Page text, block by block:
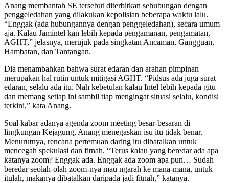
Anang membantah SE tersebut diterbitkan sehubungan dengan
penggeledahan yang dilakukan kepolisian beberapa waktu lalu.
“Enggak (ada hubungannya dengan penggeledahan), secara umum
aja. Kalau Jamintel kan lebih kepada pengamanan, pengamatan,
AGHT,” jelasnya, merujuk pada singkatan Ancaman, Gangguan,
Hambatan, dan Tantangan.
Dia menambahkan bahwa surat edaran dan arahan pimpinan
merupakan hal rutin untuk mitigasi AGHT. “Pidsus ada juga surat
edaran, selalu ada itu. Nah kebetulan kalau Intel lebih kepada gitu
dan memang setiap ini sambil tiap mengingat situasi selalu, kondisi
terkini,” kata Anang.
Soal kabar adanya agenda zoom meeting besar-besaran di
lingkungan Kejagung, Anang menegaskan isu itu tidak benar.
Menurutnya, rencana pertemuan daring itu dibatalkan untuk
mencegah spekulasi dan fitnah. “Terus kalau yang beredar ada apa
katanya zoom? Enggak ada. Enggak ada zoom apa pun… Sudah
beredar seolah-olah zoom-nya mau ngarah ke mana-mana, untuk
itulah, makanya dibatalkan daripada jadi fitnah,” katanya.